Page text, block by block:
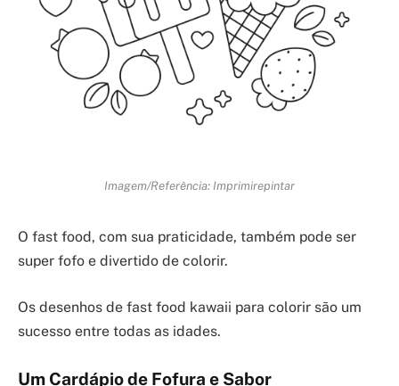
Imagem/Referência: Imprimirepintar
O fast food, com sua praticidade, também pode ser
super fofo e divertido de colorir.
Os desenhos de fast food kawaii para colorir são um
sucesso entre todas as idades.
Um Cardápio de Fofura e Sabor